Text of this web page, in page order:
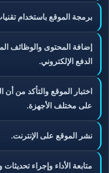
برمجة الموقع باستخدام
إضافة المحتوى والوظائف
الدفع الإلكتروني.
اختبار الموقع والتأكد من
على مختلف الأجهزة.
نشر الموقع على الإنترنت.
متابعة الأداء وإجراء